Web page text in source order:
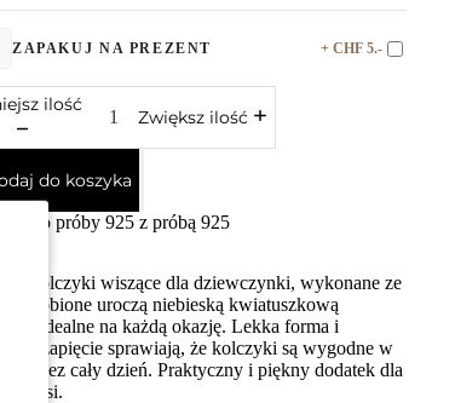
ZAPAKUJ NA PREZENT + CHF 5.-
ilość
Zwiększ ilość
do koszyka
Srebro próby 925 z próbą 925
kolczyki wiszące dla dziewczynki, wykonane ze
Ozdobione uroczą niebieską kwiatuszkową
idealne na każdą okazję. Lekka forma i
zapięcie sprawiają, że kolczyki są wygodne w
przez cały dzień. Praktyczny i piękny dodatek dla
modnisi.